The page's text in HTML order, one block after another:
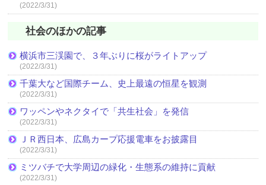
(2022/3/31)
社会のほかの記事
横浜市三渓園で、３年ぶりに桜がライトアップ
(2022/3/31)
千葉大など国際チーム、史上最遠の恒星を観測
(2022/3/31)
ワッペンやネクタイで「共生社会」を発信
(2022/3/31)
ＪＲ西日本、広島カープ応援電車をお披露目
(2022/3/31)
ミツバチで大学周辺の緑化・生態系の維持に貢献
(2022/3/31)